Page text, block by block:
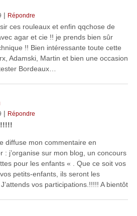
| Répondre
ces rouleaux et enfin qqchose de
agar et cie !! je prends bien sûr
!! Bien intéressante toute cette
Adamski, Martin et bien une occasion
Bordeaux…
| Répondre
diffuse mon commentaire en
: j’organise sur mon blog, un concours
pour les enfants « . Que ce soit vos
petits-enfants, ils seront les
vos participations.!!!!! A bientôt